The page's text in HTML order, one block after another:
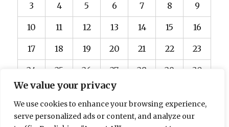
We value your privacy
We use cookies to enhance your browsing experience,
serve personalized ads or content, and analyze our
3 4 5 6 7 8 9
10 11 12 13 14 15 16
17 18 19 20 21 22 23
24 25 26 27 28 29 30
31
« Dic